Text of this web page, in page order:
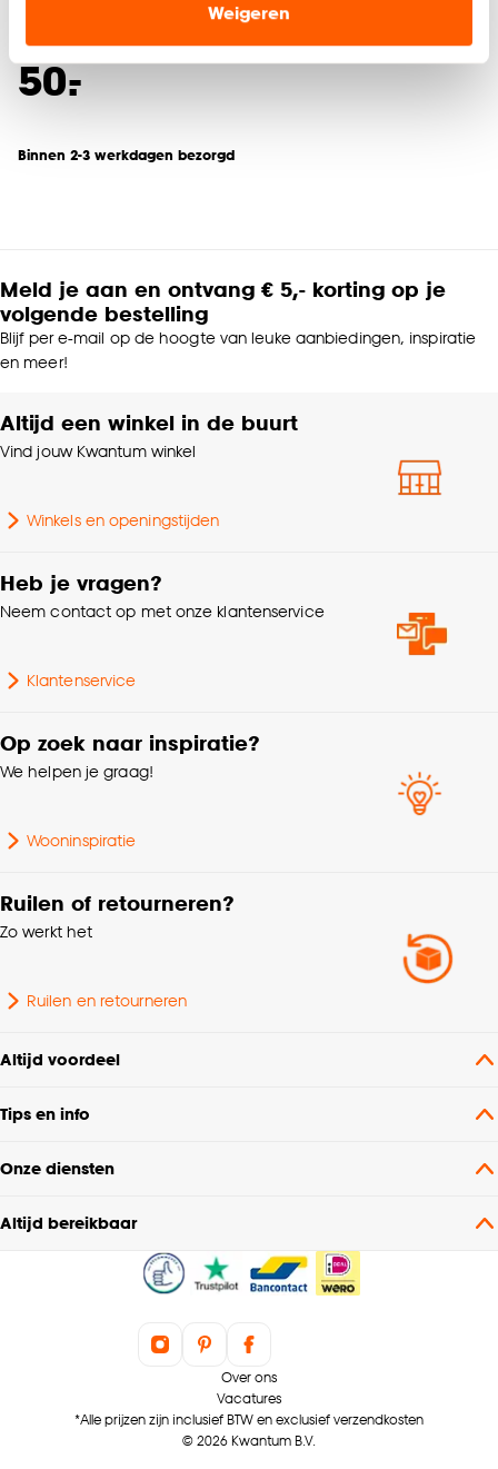
advertenties en communicatie.
Klik op ‘Ja, alles toestaan’ om gebruik te maken
voor kiezen om bepaalde cookies wel of niet te
kan aanpassen, bekijk hiervoor onze
cookieverklaring.
Weigeren
4.7(11)
50.
-
Binnen 2-3 werkdagen bezorgd
Meld je aan en ontvang € 5,- korting op je
volgende bestelling
Blijf per e-mail op de hoogte van leuke aanbiedingen, inspiratie
en meer!
Altijd een winkel in de buurt
Vind jouw Kwantum winkel
Winkels en openingstijden
Heb je vragen?
Neem contact op met onze klantenservice
Klantenservice
Op zoek naar inspiratie?
We helpen je graag!
Wooninspiratie
Ruilen of retourneren?
Zo werkt het
Ruilen en retourneren
Altijd voordeel
Tips en info
Onze diensten
Altijd bereikbaar
Over ons
Vacatures
*Alle prijzen zijn inclusief BTW en exclusief verzendkosten
© 2026 Kwantum B.V.